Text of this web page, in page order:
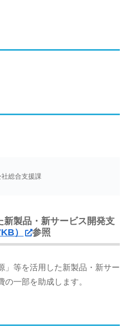
社総合支援課
製品・新サービス開発支
） 参照
」等を活用した新製品・新サー
の一部を助成します。